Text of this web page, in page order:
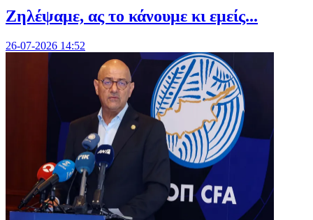
Ζηλέψαμε, ας το κάνουμε κι εμείς...
26-07-2026 14:52